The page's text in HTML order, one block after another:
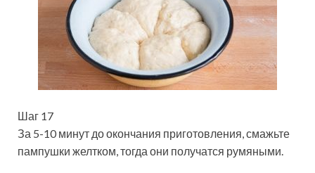
Шаг 17
За 5-10 минут до окончания приготовления, смажьте
пампушки желтком, тогда они получатся румяными.